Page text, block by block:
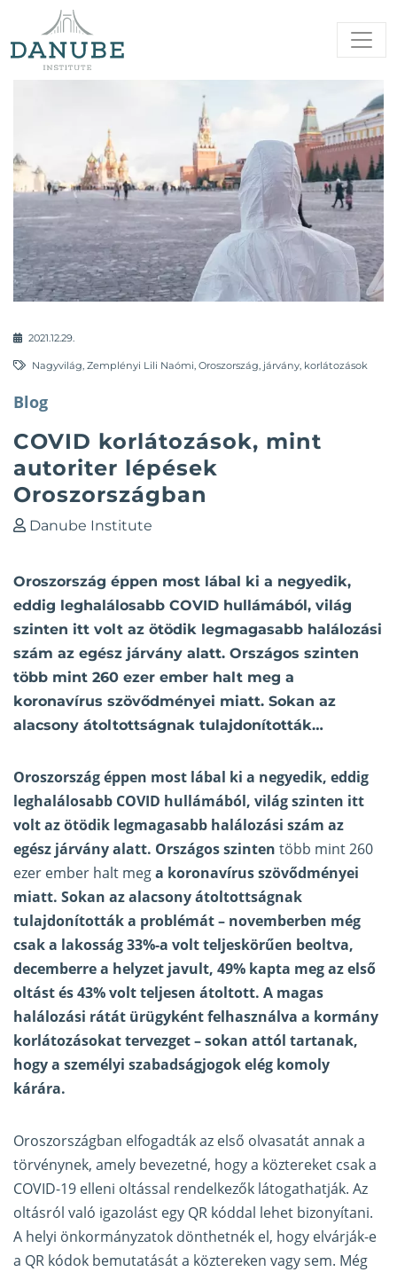
2021.12.29.
Nagyvilág, Zemplényi Lili Naómi, Oroszország, járvány, korlátozások
Blog
COVID korlátozások, mint
autoriter lépések
Oroszországban
Danube Institute
Oroszország éppen most lábal ki a negyedik,
eddig leghalálosabb COVID hullámából, világ
szinten itt volt az ötödik legmagasabb halálozási
szám az egész járvány alatt. Országos szinten
több mint 260 ezer ember halt meg a
koronavírus szövődményei miatt. Sokan az
alacsony átoltottságnak tulajdonították…
Oroszország éppen most lábal ki a negyedik, eddig
leghalálosabb COVID hullámából, világ szinten itt
volt az ötödik legmagasabb halálozási szám az
egész járvány alatt. Országos szinten több mint 260
ezer ember halt mega koronavírus szövődményei
miatt. Sokan az alacsony átoltottságnak
tulajdonították a problémát – novemberben még
csak a lakosság 33%-a volt teljeskörűen beoltva,
decemberre a helyzet javult, 49% kapta meg az első
oltást és 43% volt teljesen átoltott. A magas
halálozási rátát ürügyként felhasználva a kormány
korlátozásokat tervezget – sokan attól tartanak,
hogy a személyi szabadságjogok elég komoly
kárára.
Oroszországban elfogadták az első olvasatát annak a
törvénynek, amely bevezetné, hogy a köztereket csak a
COVID-19 elleni oltással rendelkezők látogathatják. Az
oltásról való igazolást egy QR kóddal lehet bizonyítani.
A helyi önkormányzatok dönthetnék el, hogy elvárják-e
a QR kódok bemutatását a köztereken vagy sem. Még